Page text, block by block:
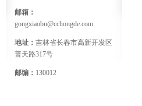
邮箱：
gongxiaobu@cchongde.com
地址： 吉林省长春市高新开发区
普天路317号
邮编： 130012